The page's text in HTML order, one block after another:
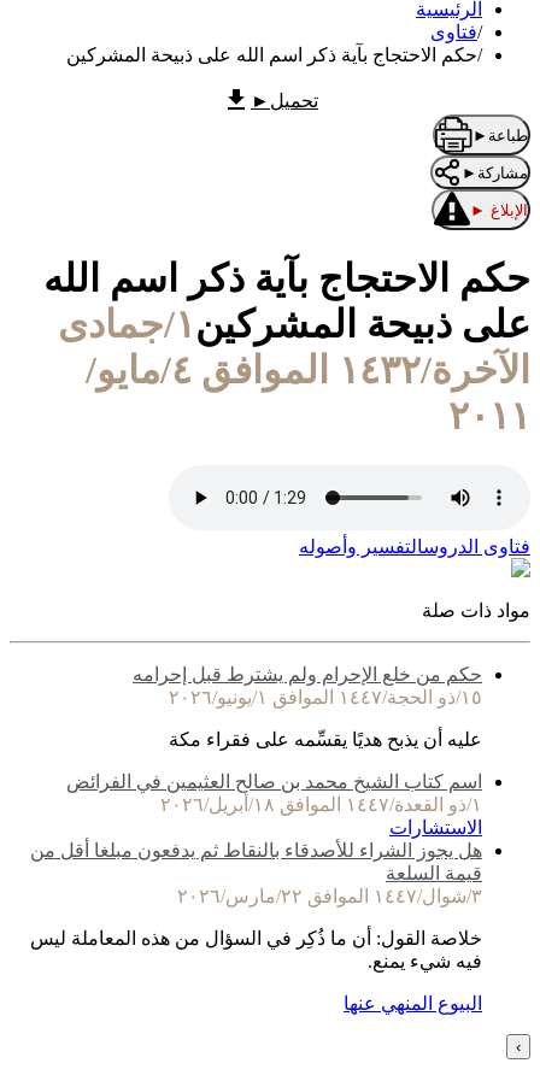
الرئيسية
/فتاوى
/حكم الاحتجاج بآية ذكر اسم الله على ذبيحة المشركين
تحميل ►
طباعة ►
مشاركة ►
الإبلاغ ►
حكم الاحتجاج بآية ذكر اسم الله
على ذبيحة المشركين ١/جمادى
الآخرة/١٤٣٢ الموافق ٤/مايو/
٢٠١١
فتاوى الدروسالتفسير وأصوله
مواد ذات صلة
حكم من خلع الإحرام ولم يشترط قبل إحرامه
١٥/ذو الحجة/١٤٤٧ الموافق ١/يونيو/٢٠٢٦
عليه أن يذبح هديًا يقسِّمه على فقراء مكة
اسم كتاب الشيخ محمد بن صالح العثيمين في الفرائض
١/ذو القعدة/١٤٤٧ الموافق ١٨/أبريل/٢٠٢٦
الاستشارات
هل يجوز الشراء للأصدقاء بالنقاط ثم يدفعون مبلغا أقل من
قيمة السلعة
٣/شوال/١٤٤٧ الموافق ٢٢/مارس/٢٠٢٦
خلاصة القول: أن ما ذُكِر في السؤال من هذه المعاملة ليس
فيه شيء يمنع.
البيوع المنهي عنها
›